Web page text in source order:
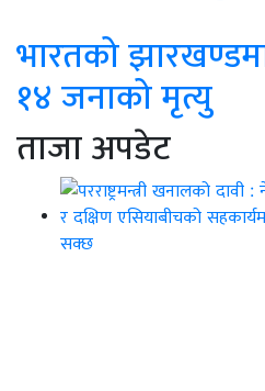
भारतको
१४ जनाको मृत्यु
ताजा अपडेट